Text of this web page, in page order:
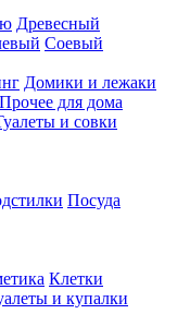
Древесный
Соевый
Домики и лежаки
Прочее для дома
и совки
Посуда
Клетки
и купалки